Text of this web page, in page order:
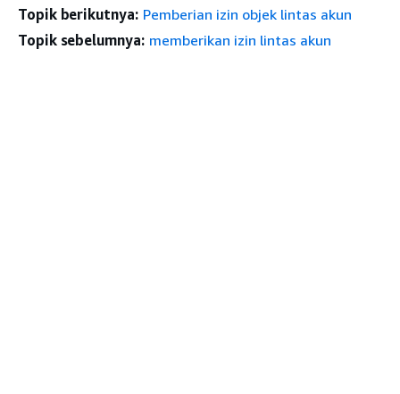
Topik berikutnya: Pemberian izin objek lintas akun
Topik sebelumnya: memberikan izin lintas akun